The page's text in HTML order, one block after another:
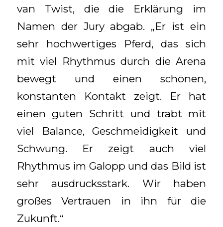
van Twist, die die Erklärung im
Namen der Jury abgab. „Er ist ein
sehr hochwertiges Pferd, das sich
mit viel Rhythmus durch die Arena
bewegt und einen schönen,
konstanten Kontakt zeigt. Er hat
einen guten Schritt und trabt mit
viel Balance, Geschmeidigkeit und
Schwung. Er zeigt auch viel
Rhythmus im Galopp und das Bild ist
sehr ausdrucksstark. Wir haben
großes Vertrauen in ihn für die
Zukunft.“